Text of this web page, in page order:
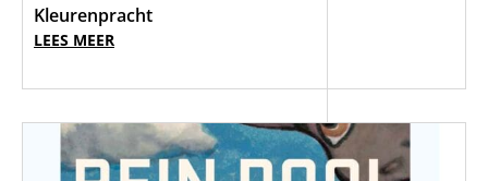
Kleurenpracht
LEES MEER